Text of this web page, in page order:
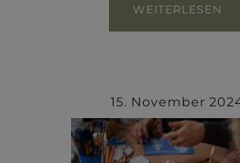
WEITERLESEN
15. November